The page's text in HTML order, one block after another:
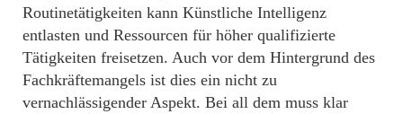
Routinetätigkeiten kann Künstliche Intelligenz
entlasten und Ressourcen für höher qualifizierte
Tätigkeiten freisetzen. Auch vor dem Hintergrund des
Fachkräftemangels ist dies ein nicht zu
vernachlässigender Aspekt. Bei all dem muss klar